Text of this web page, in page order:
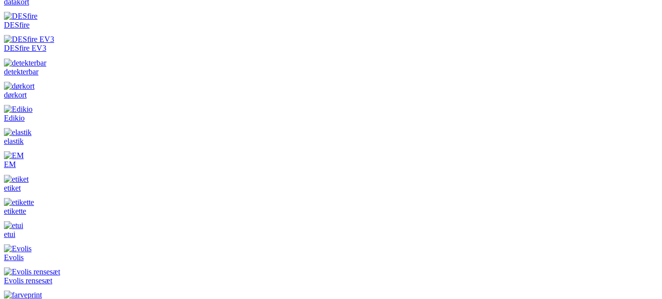
datakort
DESfire
DESfire EV3
detekterbar
dørkort
Edikio
elastik
EM
etiket
etikette
etui
Evolis
Evolis rensesæt